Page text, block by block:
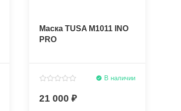
Маска TUSA M1011 INO
PRO
В наличии
21 000